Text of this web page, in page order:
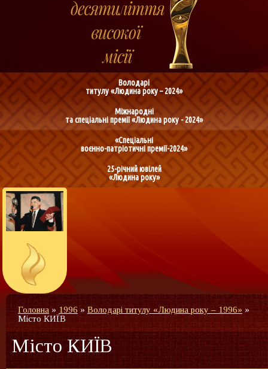
Володарі
титулу «Людина року – 2024»
Міжнародні
та спеціальні премії «Людина року - 2024»
«Спеціальні
воєнно-патріотичні премії-2024»
25-річний ювілей
«Людина року»
Головна »1996»Володарі титулу «Людина року – 1996» »
Місто КИЇВ
Місто КИЇВ